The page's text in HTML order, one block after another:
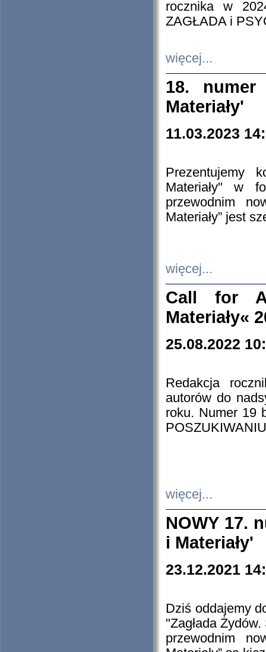
rocznika w
ZAGŁADA i
więcej...
18. numer
Materiały'
11.03.2023
Prezentujemy
Materiały" w
przewodnim
Materiały” jest
więcej...
Call for
Materiały«
25.08.2022
Redakcja
autorów do
roku. Numer 19
więcej...
NOWY 17.
i Materiały'
23.12.2021
Dziś oddajemy
"Zagłada
przewodnim